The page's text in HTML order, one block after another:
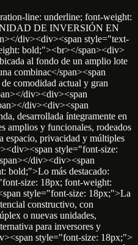
line: underline; font-weight:
DE INVERSIÓN EN
div><div><span style="text-
bold;"><br></span><div>
al fondo de un amplio lote
combinac</span><span
comodidad actual y gran
div><div><span
div><div><span
desarrollada íntegramente en
amplios y funcionales, rodeados
espacio, privacidad y múltiples
style="font-size:
div><div><span
bold;">Lo más destacado:
size: 18px; font-weight:
style="font-size: 18px;">La
constructivo, con
o nuevas unidades,
para inversores y
style="font-size: 18px;">